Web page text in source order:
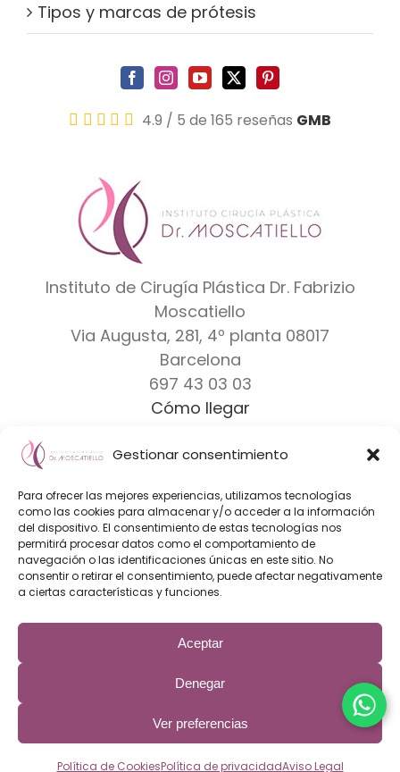
Gestionar consentimiento
Para ofrecer las mejores experiencias, utilizamos tecnologías
como las cookies para almacenar y/o acceder a la información
del dispositivo. El consentimiento de estas tecnologías nos
permitirá procesar datos como el comportamiento de
navegación o las identificaciones únicas en este sitio. No
consentir o retirar el consentimiento, puede afectar negativamente
a ciertas características y funciones.
Aceptar
Denegar
Ver preferencias
Política de CookiesPolítica de privacidadAviso Legal
Tipos y marcas de prótesis
4.9 / 5 de 165 reseñas GMB
Instituto de Cirugía Plástica Dr. Fabrizio
Moscatiello
Via Augusta, 281, 4º planta 08017
Barcelona
697 43 03 03
Cómo llegar
Dr. Moscatiello
Diseño Web & Marketing Online
Innoverweb
El Instituto de Cirugía Plástica Dr. Fabrizio Moscatiello es una
de Barcelona expertos en aumento de senos, mastectomia
FTM, liposucción, rinoplastia, otoplastia y otros procedimientos
Política de privaciadad| Política de Cookies